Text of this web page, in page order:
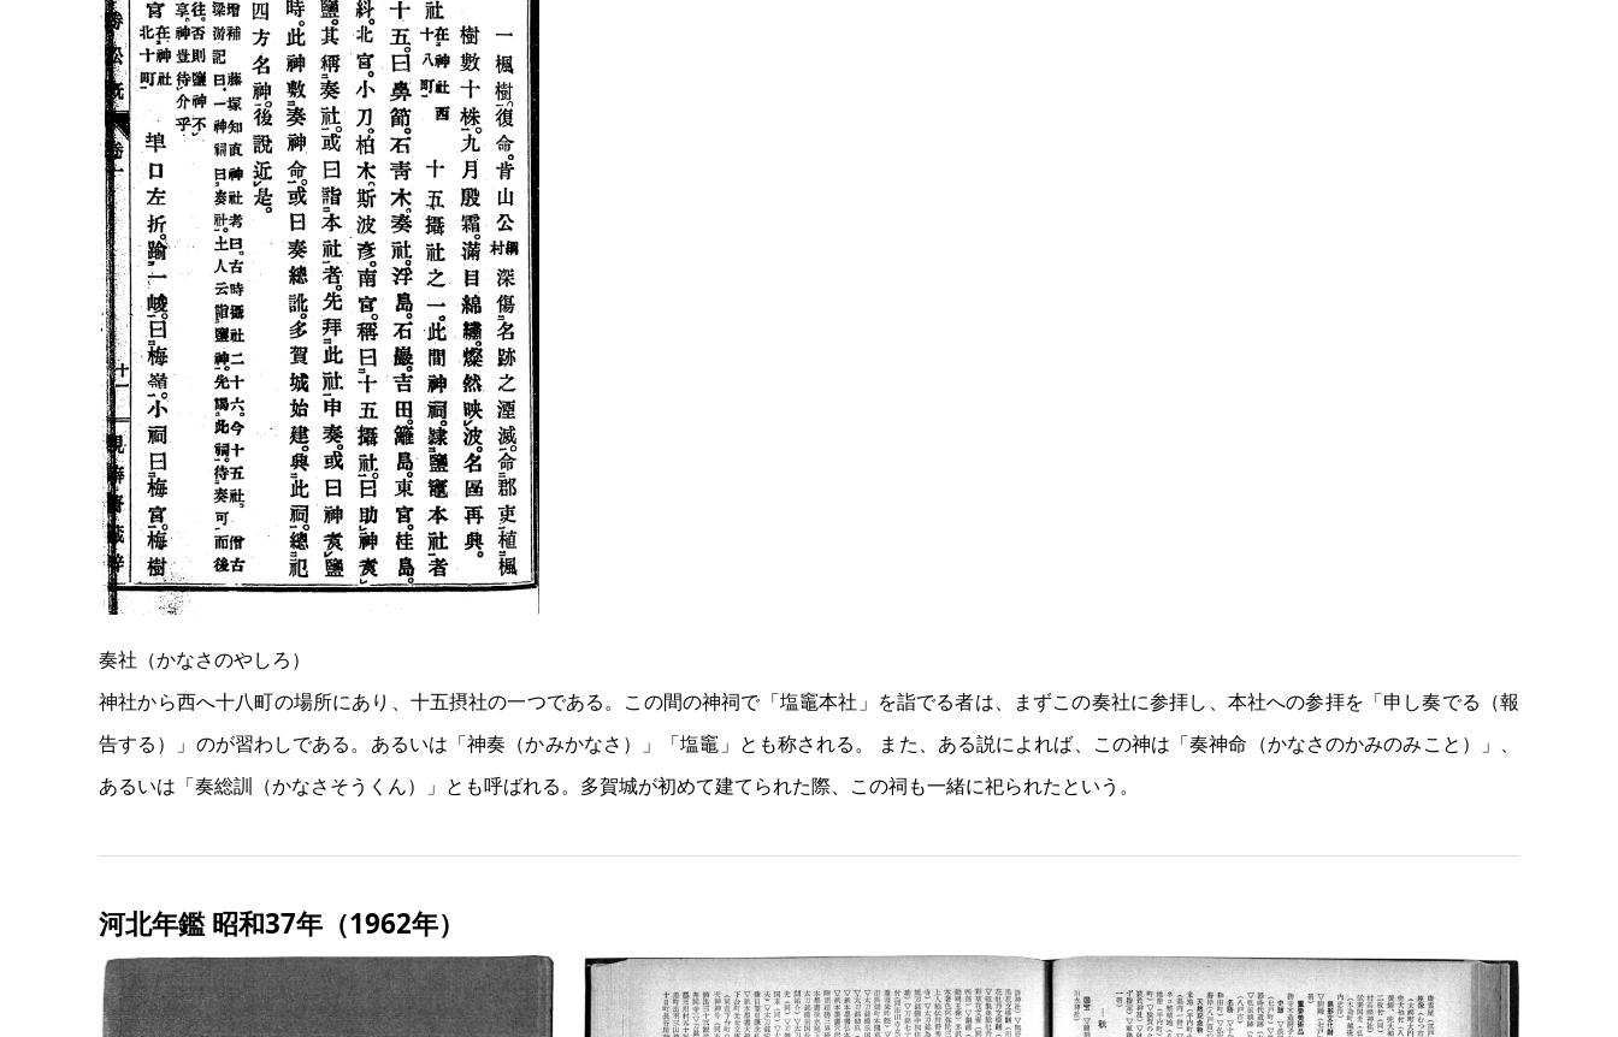
奏社（かなさのやしろ）
神社から西へ十八町の場所にあり、十五摂社の一つである。この間の神祠で「塩竈本社」を詣でる者は、まずこの奏社に参拝し、本社への参拝を「申し奏でる（報
告する）」のが習わしである。あるいは「神奏（かみかなさ）」「塩竈」とも称される。 また、ある説によれば、この神は「奏神命（かなさのかみのみこと）」、
あるいは「奏総訓（かなさそうくん）」とも呼ばれる。多賀城が初めて建てられた際、この祠も一緒に祀られたという。
河北年鑑 昭和37年（1962年）